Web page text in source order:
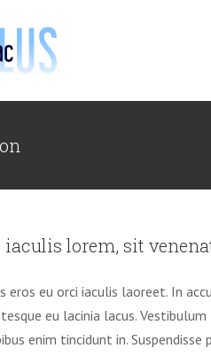
iaculis lorem, sit
eros eu orci iaculis laoreet. In
eu lacinia lacus.
enim tincidunt in.